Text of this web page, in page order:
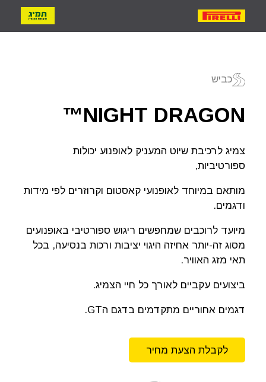
אופנועים
צמיג
לפי מידה
כביש
NIGHT DRAGON™
צמיג לרכיבת שיוט המעניק לאופנוע יכולות
ספורטיביות,
מותאם במיוחד לאופנועי קאסטום וקרוזרים לפי מידות
ודגמים.
מיועד לרוכבים שמחפשים ריגוש ספורטיבי באופנועים
מסוג זה-יותר אחיזה היגוי יציבות ורכות בנסיעה, בכל
תאי מזג האוויר.
ביצועים עקביים לאורך כל חיי הצמיג.
דגמים אחוריים מתקדמים בדגם הGT.
לקבלת הצעת מחיר